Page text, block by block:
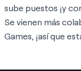
sube puestos ¡y
Se vienen más
Games, ¡así que